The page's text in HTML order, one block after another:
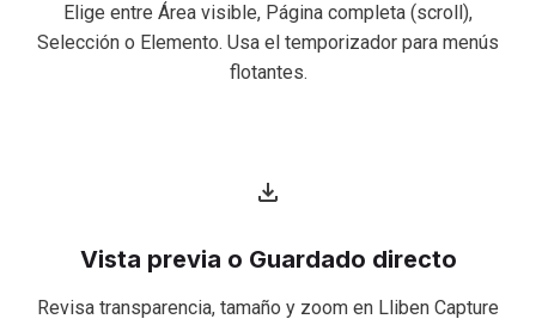
Elige entre Área visible, Página completa (scroll),
Selección o Elemento. Usa el temporizador para menús
flotantes.
Vista previa o Guardado directo
Revisa transparencia, tamaño y zoom en Lliben Capture